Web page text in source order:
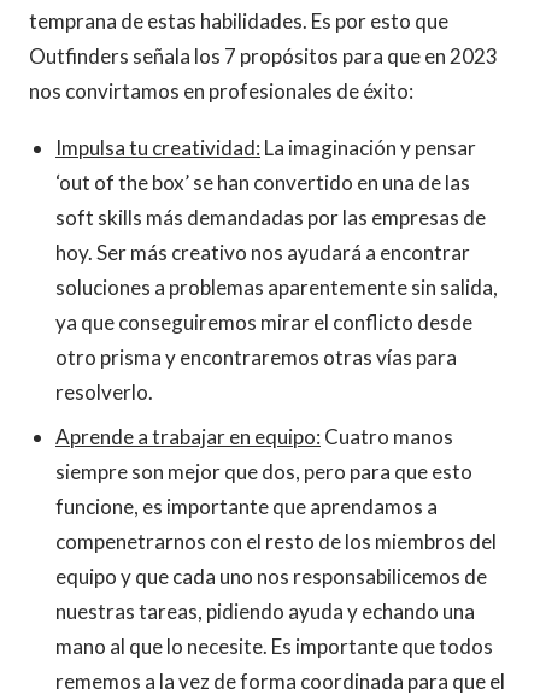
temprana de estas habilidades. Es por esto que
Outfinders señala los 7 propósitos para que en 2023
nos convirtamos en profesionales de éxito:
Impulsa tu creatividad: La imaginación y pensar
‘out of the box’ se han convertido en una de las
soft skills más demandadas por las empresas de
hoy. Ser más creativo nos ayudará a encontrar
soluciones a problemas aparentemente sin salida,
ya que conseguiremos mirar el conflicto desde
otro prisma y encontraremos otras vías para
resolverlo.
Aprende a trabajar en equipo: Cuatro manos
siempre son mejor que dos, pero para que esto
funcione, es importante que aprendamos a
compenetrarnos con el resto de los miembros del
equipo y que cada uno nos responsabilicemos de
nuestras tareas, pidiendo ayuda y echando una
mano al que lo necesite. Es importante que todos
rememos a la vez de forma coordinada para que el